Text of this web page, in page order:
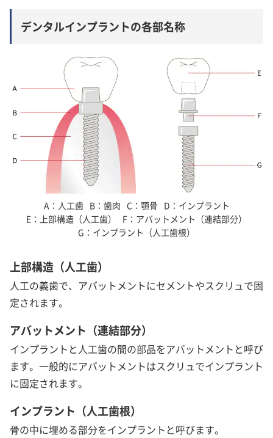
デンタルインプラントの各部名称
A 人工歯 B 歯肉 C 顎骨 D
インプラント
E
上部構造（人工歯） F
アバットメント（連結部分）
G
インプラント（人工歯根）
上部構造（人工歯）
人工の義歯で、アバットメントにセメントやスクリュで固
定されます。
アバットメント（連結部分）
インプラントと人工歯の間の部品をアバットメントと呼び
ます。一般的にアバットメントはスクリュでインプラント
に固定されます。
インプラント（人工歯根）
骨の中に埋める部分をインプラントと呼びます。